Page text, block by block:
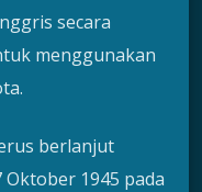
secara
menggunakan
berlanjut
1945 pada